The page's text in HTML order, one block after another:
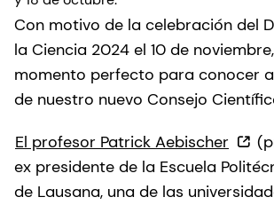
Con motivo de la celebración del
la Ciencia 2024 el 10 de
momento perfecto para conocer
de nuestro nuevo Consejo
El profesor Patrick Aebischer
ex presidente de la Escuela
de Lausana, una de las